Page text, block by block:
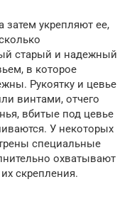
затем укрепляют ее,
старый и надежный
в которое
Рукоятку и цевье
винтами, отчего
вбитые под цевье
У некоторых
специальные
охватывают
скрепления.